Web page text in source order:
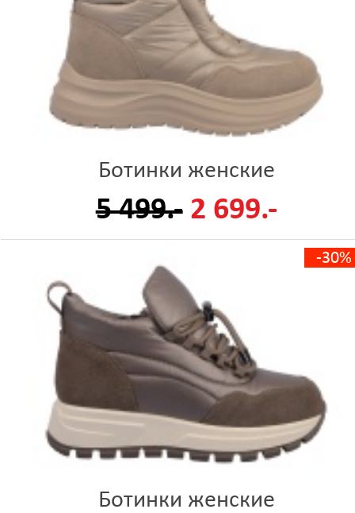
Ботинки женские
5 499.- 2 699.-
-30%
Ботинки женские